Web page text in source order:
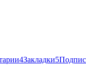
4Закладки5